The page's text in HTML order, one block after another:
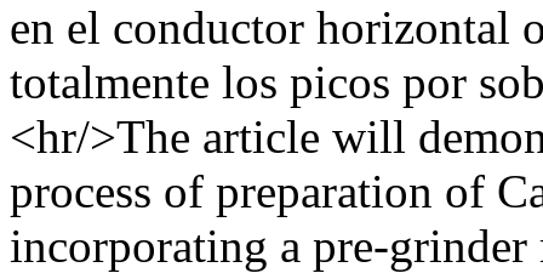
en el conductor horizontal
totalmente los picos por
<hr/>The article will
process of preparation of
incorporating a pre-